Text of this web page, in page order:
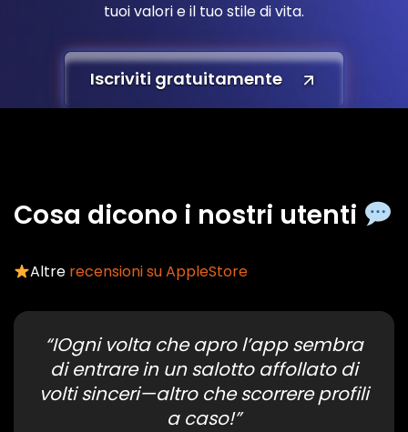
tuoi valori e il tuo stile di vita.
Iscriviti gratuitamente
Cosa dicono i nostri utenti
Altre recensioni su AppleStore
“IOgni volta che apro l’app sembra
di entrare in un salotto affollato di
volti sinceri—altro che scorrere profili
a caso!”